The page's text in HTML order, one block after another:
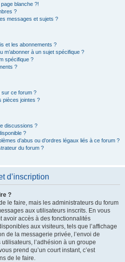
blanche ?!
?
messages et sujets ?
et les abonnements ?
m’abonner à un sujet spécifique ?
spécifique ?
?
sur ce forum ?
pièces jointes ?
discussions ?
?
d’abus ou d’ordres légaux liés à ce forum ?
du forum ?
d’inscription
?
le faire, mais les administrateurs du forum
aux utilisateurs inscrits. En vous
avoir accès à des fonctionnalités
aux visiteurs, tels que l’affichage
de la messagerie privée, l’envoi de
l’adhésion à un groupe
prend qu’un court instant, c’est
de le faire.